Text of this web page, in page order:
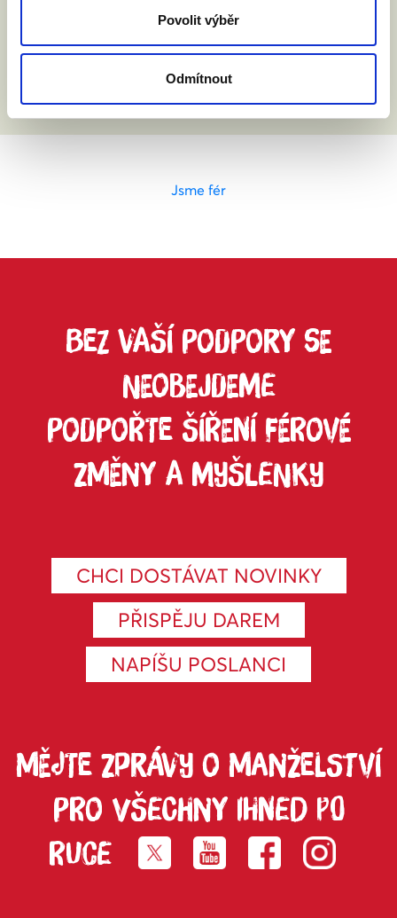
Povolit výběr
Odmítnout
Jsme fér
BEZ VAŠÍ PODPORY SE
NEOBEJDEME
PODPOŘTE ŠÍŘENÍ FÉROVÉ
ZMĚNY A MYŠLENKY
CHCI DOSTÁVAT NOVINKY
PŘISPĚJU DAREM
NAPÍŠU POSLANCI
MĚJTE ZPRÁVY O MANŽELSTVÍ
PRO VŠECHNY IHNED PO
RUCE